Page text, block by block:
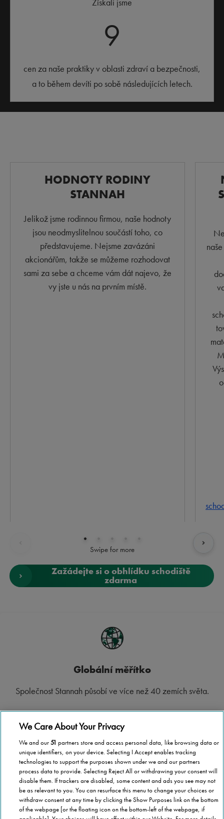
9
cen za naše praktiky v oblasti zdraví a bezpečnosti,
a to během devíti po sobě následujících letech.
HODNOTY RODINY
STANNAH
Jelikož jsme rodinnou firmou, naše hodnoty
jsou neodmyslitelnou součástí toho, co
představujeme. Nejsme zavázáni
akcionářům, takže se můžeme rozhodovat
sami za sebe a chceme vám dát najevo, že
vy jste u nás na prvním místě.
Swipe for more
Zažádejte si o obhlídku schodiště
zdarma
Globální měřítko
Společnost Stannah působí ve více než 40 zemích světa.
Republikové pokrytí
Ať už bydlíte v České republice kdekoliv, společnost
Stannah je tu, aby vám pomohla.
We Care About Your Privacy
We and our51 partners store and access personal data, like browsing data or
unique identifiers, on your device. Selecting I Accept enables tracking
technologies to support the purposes shown under we and our partners
process data to provide. Selecting Reject All or withdrawing your consent will
disable them. If trackers are disabled, some content and ads you see may not
be as relevant to you. You can resurface this menu to change your choices or
withdraw consent at any time by clicking the Show Purposes link on the bottom
of the webpage [or the floating icon on the bottom-left of the webpage, if